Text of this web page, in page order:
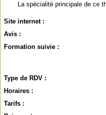
La spécialité principale de ce
Site internet :
Avis :
Formation suivie :
Type de RDV :
Horaires :
Tarifs :